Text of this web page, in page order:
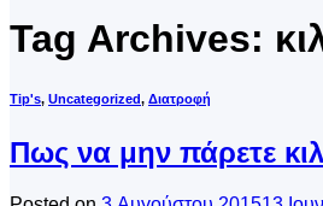
Tag Archives:
Tip's, Uncategorized, Διατροφή
Πως να μην πάρετε